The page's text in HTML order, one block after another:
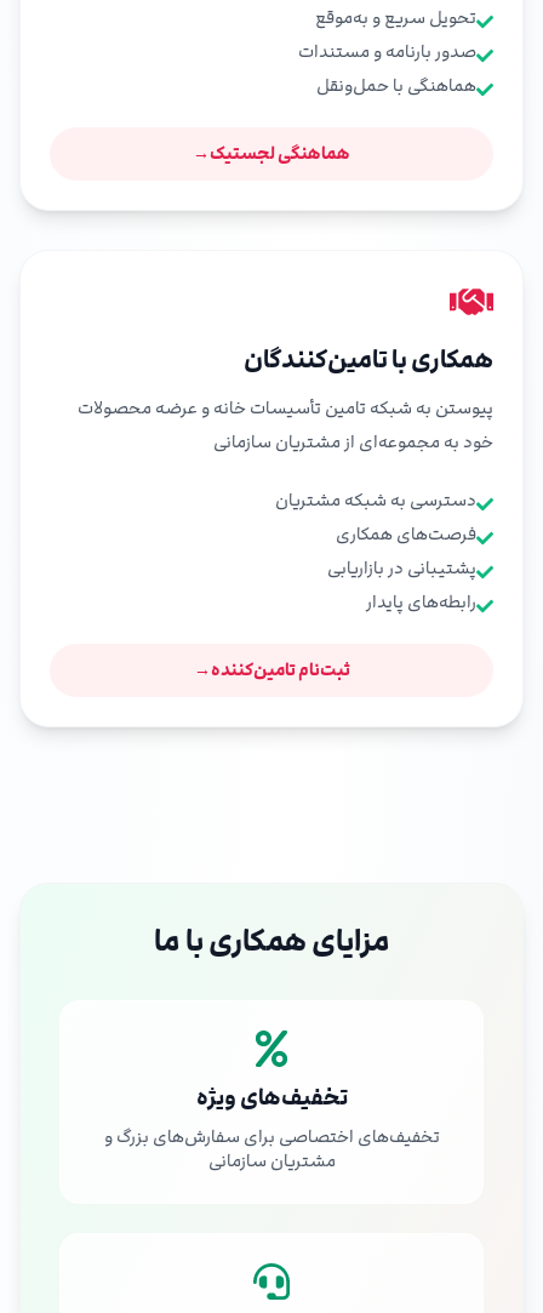
تحویل سریع و به‌موقع
صدور بارنامه و مستندات
هماهنگی با حمل‌ونقل
هماهنگی لجستیک→
همکاری با تامین‌کنندگان
پیوستن به شبکه تامین تأسیسات خانه و عرضه محصولات
خود به مجموعه‌ای از مشتریان سازمانی
دسترسی به شبکه مشتریان
فرصت‌های همکاری
پشتیبانی در بازاریابی
رابطه‌های پایدار
ثبت‌نام تامین‌کننده→
مزایای همکاری با ما
تخفیف‌های ویژه
تخفیف‌های اختصاصی برای سفارش‌های بزرگ و
مشتریان سازمانی